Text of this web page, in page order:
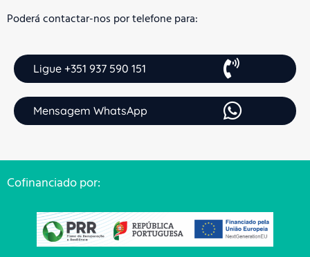
Poderá contactar-nos por telefone para:
Ligue +351 937 590 151
Mensagem WhatsApp
Cofinanciado por: